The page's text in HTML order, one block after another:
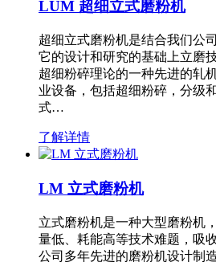
LUM 超细立式磨粉机
超细立式磨粉机是结合我们公
它的设计和研究的基础上立磨
超细粉碎理论的一种先进的轧
业设备，包括超细粉碎，分级
式…
了解详情
LM 立式磨粉机
立式磨粉机是一种大型磨粉机
量低、耗能高等技术难题，吸
公司多年先进的磨粉机设计制